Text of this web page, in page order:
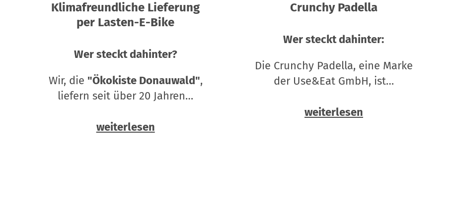
Klimafreundliche Lieferung
per Lasten-E-Bike
Wer steckt dahinter?
Wir, die "Ökokiste Donauwald",
liefern seit über 20 Jahren…
weiterlesen
Crunchy Padella
Wer steckt dahinter:
Die Crunchy Padella, eine Marke
der Use&Eat GmbH, ist…
weiterlesen